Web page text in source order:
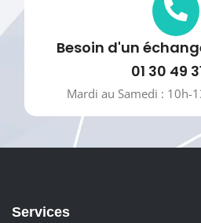
Besoin d'un
01 30 49
Mardi au Samedi : 10h-
Services